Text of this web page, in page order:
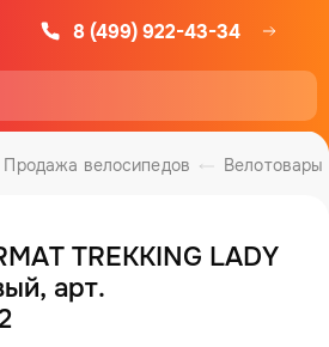
8 (499) 922-43-34
Велотовары
Продажа велосипедов
TREKKING LADY
арт.